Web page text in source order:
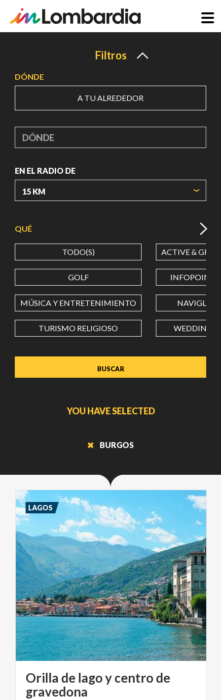
principal
Filtros
DÓNDE
A TU ALREDEDOR
DÓNDE
EN EL RADIO DE
LONGITUD
Value in decimal degrees. Use dot (.) as decimal separator.
QUÉ
TODO(S) ACTIVE &
GOLF INFOPOINT
MÚSICA Y ENTRETENIMIENTO NAVIGLI
TURISMO RELIGIOSO WEDDING
YOU HAVE SELECTED
BURGOS
Orilla de lago y centro de
gravedona
LAGOS